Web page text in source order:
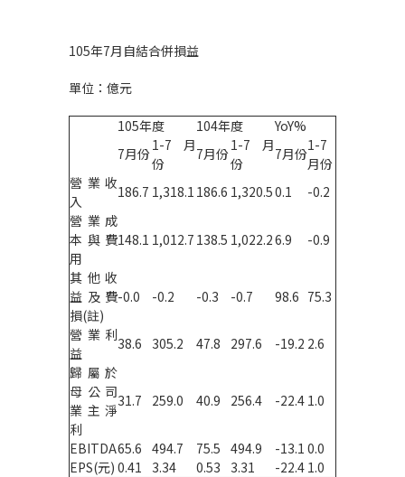
105年7月自結合併損益
單位：億元
105年度 104年度
YoY%
7月份1-7月
份
7月份1-7月
份
7月份1-7
月份
營業收
入
186.7 1,318.1 186.6 1,320.50.1
-0.2
營業成
本與費
用
148.1 1,012.7 138.5 1,022.26.9 -0.9
其他收
益及費
損(註)
-0.0 -0.2 -0.3 -0.7 98.6 75.3
營業利
益
38.6 305.2 47.8 297.6 -19.2 2.6
歸屬於
母公司
業主淨
利
31.7 259.0 40.9 256.4 -22.4 1.0
EBITDA65.6 494.7 75.5 494.9 -13.1 0.0
EPS(元) 0.41 3.34 0.53 3.31 -22.4 1.0